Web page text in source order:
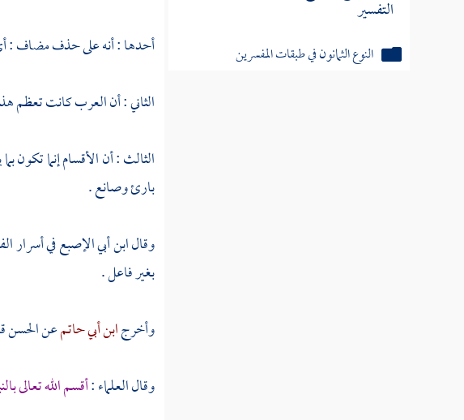
التفسير
النوع الثمانون في طبقات المفسرين
أحدها : أنه على حذف مضاف :
الثاني : أن العرب كانت تعظم
الثالث : أن الأقسام إنما تكون
بارئ وصانع .
وقالابن أبي الإصبعفي أسرار
بغير فاعل .
وأخرجابن أبي حاتمعنالحسن
وقال العلماء :أقسم الله تعالى